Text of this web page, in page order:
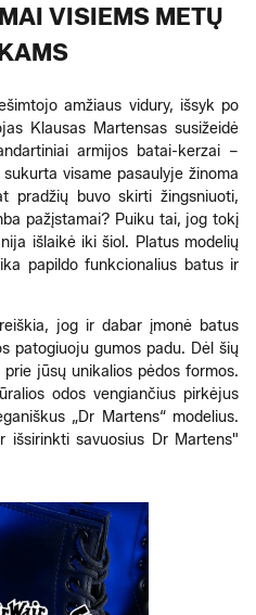
VISIEMS METŲ
amžiaus vidury, išsyk po
Klausas Martensas susižeidė
armijos batai-kerzai –
visame pasaulyje žinoma
pradžių buvo skirti žingsniuoti,
pažįstamai? Puiku tai, jog tokį
išlaikė iki šiol. Platus modelių
papildo funkcionalius batus ir
jog ir dabar įmonė batus
patogiuoju gumos padu. Dėl šių
jūsų unikalios pėdos formos.
odos vengiančius pirkėjus
„Dr Martens“ modelius.
išsirinkti savuosius Dr Martens"